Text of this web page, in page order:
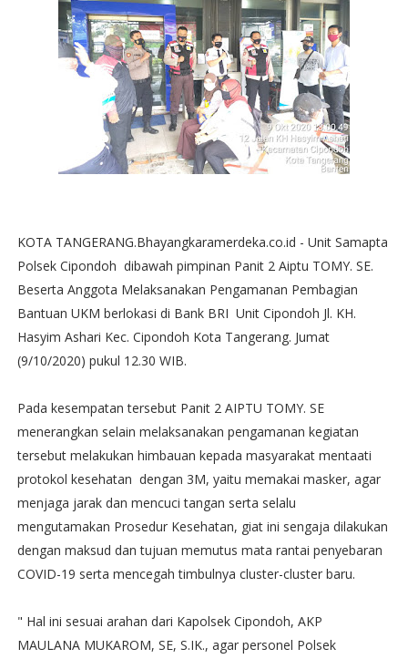
KOTA TANGERANG.Bhayangkaramerdeka.co.id - Unit Samapta
Polsek Cipondoh dibawah pimpinan Panit 2 Aiptu TOMY. SE.
Beserta Anggota Melaksanakan Pengamanan Pembagian
Bantuan UKM berlokasi di Bank BRI Unit Cipondoh Jl. KH.
Hasyim Ashari Kec. Cipondoh Kota Tangerang. Jumat
(9/10/2020) pukul 12.30 WIB.
Pada kesempatan tersebut Panit 2 AIPTU TOMY. SE
menerangkan selain melaksanakan pengamanan kegiatan
tersebut melakukan himbauan kepada masyarakat mentaati
protokol kesehatan dengan 3M, yaitu memakai masker, agar
menjaga jarak dan mencuci tangan serta selalu
mengutamakan Prosedur Kesehatan, giat ini sengaja dilakukan
dengan maksud dan tujuan memutus mata rantai penyebaran
COVID-19 serta mencegah timbulnya cluster-cluster baru.
" Hal ini sesuai arahan dari Kapolsek Cipondoh, AKP
MAULANA MUKAROM, SE, S.IK., agar personel Polsek